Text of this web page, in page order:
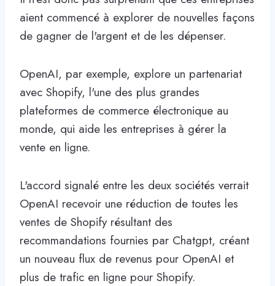
aient commencé à explorer de nouvelles façons
de gagner de l'argent et de les dépenser.
OpenAI, par exemple, explore un partenariat
avec Shopify, l'une des plus grandes
plateformes de commerce électronique au
monde, qui aide les entreprises à gérer la
vente en ligne.
L'accord signalé entre les deux sociétés verrait
OpenAI recevoir une réduction de toutes les
ventes de Shopify résultant des
recommandations fournies par Chatgpt, créant
un nouveau flux de revenus pour OpenAI et
plus de trafic en ligne pour Shopify.